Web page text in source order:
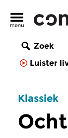
Zoek
Luister
Klassiek